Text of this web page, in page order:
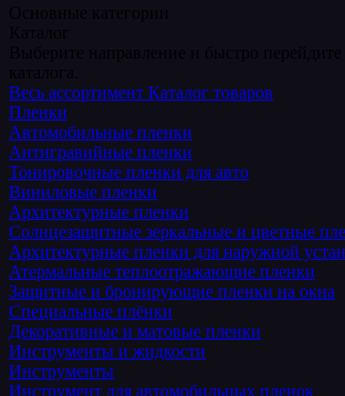
Весь ассортимент Каталог товаров
Пленки
Автомобильные пленки
Антигравийные пленки
Тонировочные пленки для авто
Виниловые пленки
Архитектурные пленки
Солнцезащитные зеркальные и цветные
Архитектурные пленки для наружной
Атермальные теплоотражающие пленки
Защитные и бронирующие пленки на окна
Специальные плёнки
Декоративные и матовые пленки
Инструменты и жидкости
Инструменты
Инструмент для автомобильных пленок